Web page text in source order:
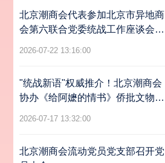
北京潮商会代表参加北京市异地商
会第六联合党委统战工作座谈会暨
2026-07-22 13:16:00
"统战新语"权威推介！北京潮商会
协办《给阿嬷的情书》侨批文物特
2026-07-17 13:32:00
北京潮商会流动党员党支部召开党